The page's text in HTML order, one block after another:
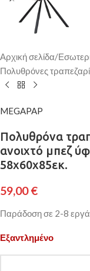
Αρχική σελίδα/
Πολυθρόνες
MEGAPAP
Πολυθρόνα
ανοιχτό μπεζ
58x60x85εκ.
59,00€
Παράδοση σε 2-8
Εξαντλημένο